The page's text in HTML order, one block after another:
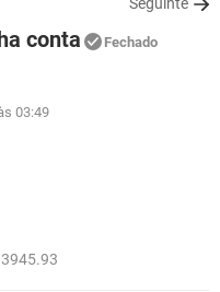
conta Fechado
03:49